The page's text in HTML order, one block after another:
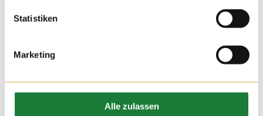
Statistiken
Marketing
Alle zulassen
Für die Schülerinnen und Schüler der Förderschule wurde die
Führung zu einer erlebnisreichen Stationsarbeit, bei der sie